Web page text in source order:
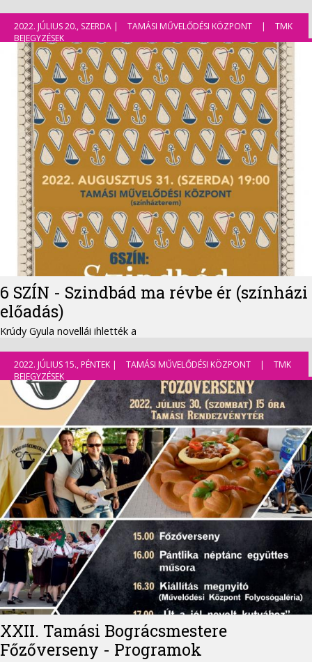
2022. JÚLIUS 20., SZERDA | TAMÁSI MŰVELŐDÉSI KÖZPONT |
TMK
BEJEGYZÉSEK
6 SZÍN - Szindbád ma révbe ér (színházi
előadás)
Krúdy Gyula novellái ihlették a
2022. JÚLIUS 15., PÉNTEK | TAMÁSI MŰVELŐDÉSI KÖZPONT |
TMK
BEJEGYZÉSEK
XXII. Tamási Bográcsmestere
Főzőverseny - Programok